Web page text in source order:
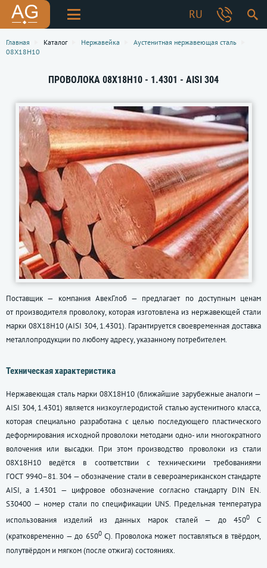
RU
Главная Каталог Нержавейка
Аустенитная нержавеющая сталь
08Х18Н10
ПРОВОЛОКА 08Х18Н10 - 1.4301 - AISI 304
Поставщик — компания АвекГлоб — предлагает по доступным ценам
от производителя проволоку, которая изготовлена из нержавеющей стали
марки 08Х18Н10 (AISI 304, 1.4301). Гарантируется своевременная доставка
металлопродукции по любому адресу, указанному потребителем.
Техническая характеристика
Нержавеющая сталь марки 08Х18Н10 (ближайшие зарубежные аналоги —
AISI 304, 1.4301) является низкоуглеродистой сталью аустенитного класса,
которая специально разработана с целью последующего пластического
деформирования исходной проволоки методами одно- или многократного
волочения или высадки. При этом производство проволоки из стали
08Х18Н10 ведётся в соответствии с техническими требованиями
ГОСТ 9940–81. 304 — обозначение стали в североамериканском стандарте
AISI, а 1.4301 — цифровое обозначение согласно стандарту DIN EN.
S30400 — номер стали по спецификации UNS. Предельная температура
использования изделий из данных марок сталей — до 4500С
(кратковременно — до 6500С). Проволока может поставляться в твёрдом,
полутвёрдом и мягком (после отжига) состояниях.